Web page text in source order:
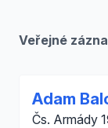
Veřejné
Adam
Čs. Armády